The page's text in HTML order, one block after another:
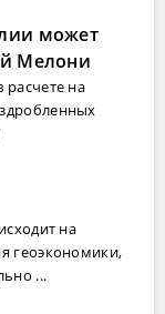
может
Мелони
расчете на
на
геоэкономики,
...